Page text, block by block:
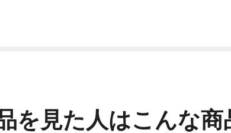
を見た人はこんな